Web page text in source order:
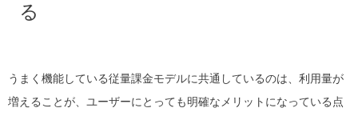
る
うまく機能している従量課金モデルに共通しているのは、利用量が
増えることが、ユーザーにとっても明確なメリットになっている点